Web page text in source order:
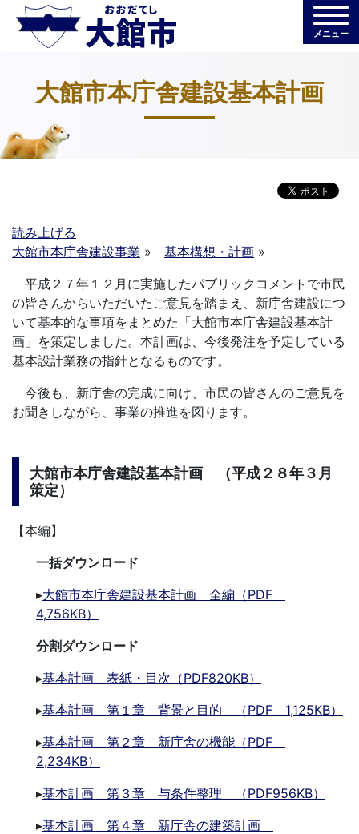
メニュー
大館市本庁舎建設基本計画
読み上げる
大館市本庁舎建設事業 » 基本構想・計画 »
平成２７年１２月に実施したパブリックコメントで市民
の皆さんからいただいたご意見を踏まえ、新庁舎建設につ
いて基本的な事項をまとめた「大館市本庁舎建設基本計
画」を策定しました。本計画は、今後発注を予定している
基本設計業務の指針となるものです。
今後も、新庁舎の完成に向け、市民の皆さんのご意見を
お聞きしながら、事業の推進を図ります。
大館市本庁舎建設基本計画 （平成２８年３月
策定）
【本編】
一括ダウンロード
▸大館市本庁舎建設基本計画 全編（PDF
4,756KB）
分割ダウンロード
▸基本計画 表紙・目次（PDF820KB）
▸基本計画 第１章 背景と目的 （PDF 1,125KB）
▸基本計画 第２章 新庁舎の機能（PDF
2,234KB）
▸基本計画 第３章 与条件整理 （PDF956KB）
▸基本計画 第４章 新庁舎の建築計画